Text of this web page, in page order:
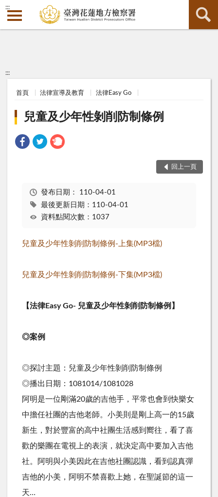
:::
:::
首頁 法律宣導及教育 法律Easy Go
兒童及少年性剝削防制條例
回上一頁
發布日期： 110-04-01
最後更新日期：110-04-01
資料點閱次數：1037
兒童及少年性剝削防制條例-上集(MP3檔)
兒童及少年性剝削防制條例-下集(MP3檔)
【法律Easy Go- 兒童及少年性剝削防制條例】
◎案例
◎探討主題：兒童及少年性剝削防制條例
◎播出日期：1081014/1081028
阿明是一位剛滿20歲的吉他手，平常也會到快樂女
中擔任社團的吉他老師。小美則是剛上高一的15歲
新生，對於豐富的高中社團生活感到嚮往，看了喜
歡的樂團在電視上的表演，就決定高中要加入吉他
社。阿明與小美因此在吉他社團認識，看到認真彈
吉他的小美，阿明不禁喜歡上她，在聖誕節的這一
天…